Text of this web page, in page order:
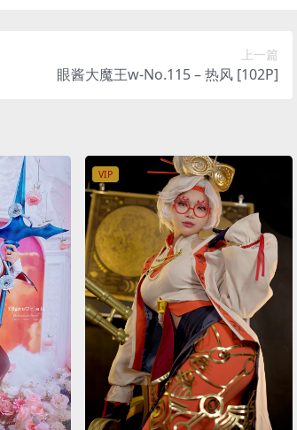
上一篇
眼酱大魔王w-No.115 – 热风 [102P]
VIP